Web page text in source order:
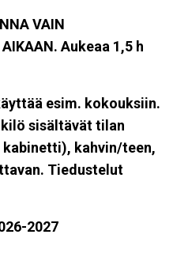
VAIN
Aukeaa 1,5 h
esim. kokouksiin.
sisältävät tilan
kahvin/teen,
Tiedustelut
2027